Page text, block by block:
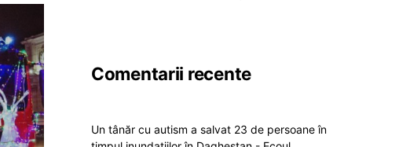
Comentarii recente
Un tânăr cu autism a salvat 23 de persoane în